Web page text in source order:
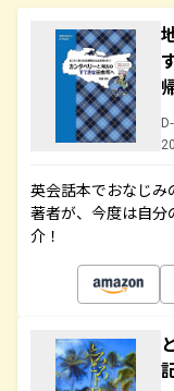
英会話本でおなじみ
著者が、今度は自
介！